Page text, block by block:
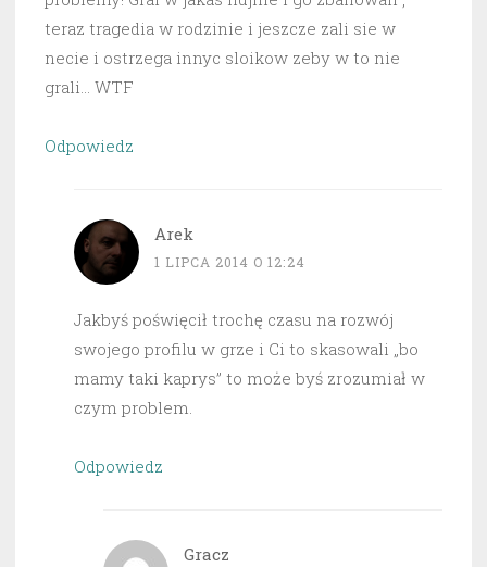
teraz tragedia w rodzinie i jeszcze zali sie w
necie i ostrzega innyc sloikow zeby w to nie
grali… WTF
Odpowiedz
Arek
1 LIPCA 2014 O 12:24
Jakbyś poświęcił trochę czasu na rozwój
swojego profilu w grze i Ci to skasowali „bo
mamy taki kaprys” to może byś zrozumiał w
czym problem.
Odpowiedz
Gracz